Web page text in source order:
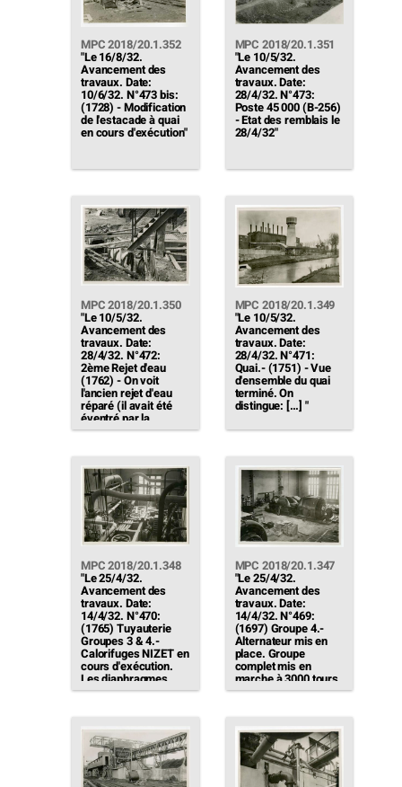
MPC 2018/20.1.352
"Le 16/8/32.
Avancement des
travaux. Date:
10/6/32. N°473 bis:
(1728) - Modification
de l'estacade à quai
en cours d'exécution"
MPC 2018/20.1.351
"Le 10/5/32.
Avancement des
travaux. Date:
28/4/32. N°473:
Poste 45 000 (B-256)
- Etat des remblais le
28/4/32"
MPC 2018/20.1.350
"Le 10/5/32.
Avancement des
travaux. Date:
28/4/32. N°472:
2ème Rejet d'eau
(1762) - On voit
l'ancien rejet d'eau
réparé (il avait été
éventré par la
poussée des eaux le
mise en marche du
groupe 4)"
MPC 2018/20.1.349
"Le 10/5/32.
Avancement des
travaux. Date:
28/4/32. N°471:
Quai.- (1751) - Vue
d'ensemble du quai
terminé. On
distingue: […] "
MPC 2018/20.1.348
"Le 25/4/32.
Avancement des
travaux. Date:
14/4/32. N°470:
(1765) Tuyauterie
Groupes 3 & 4.-
Calorifuges NIZET en
cours d'exécution.
Les diaphragmes
pour les compteurs
sont posés"
MPC 2018/20.1.347
"Le 25/4/32.
Avancement des
travaux. Date:
14/4/32. N°469:
(1697) Groupe 4.-
Alternateur mis en
place. Groupe
complet mis en
marche à 3000 tours
le 23/4/32 (reste à
sous tension avant la
mise en service)"